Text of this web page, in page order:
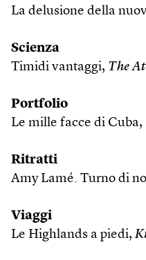
La delusione della
Scienza
Timidi vantaggi, The
Portfolio
Le mille facce di
Ritratti
Amy Lamé. Turno di
Viaggi
Le Highlands a piedi,